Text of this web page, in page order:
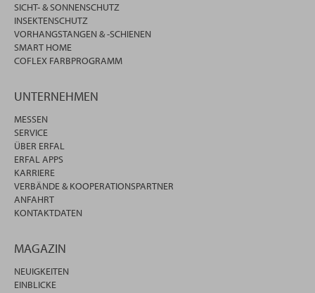
SICHT- & SONNENSCHUTZ
INSEKTENSCHUTZ
VORHANGSTANGEN & -SCHIENEN
SMART HOME
COFLEX FARBPROGRAMM
UNTERNEHMEN
MESSEN
SERVICE
ÜBER ERFAL
ERFAL APPS
KARRIERE
VERBÄNDE & KOOPERATIONSPARTNER
ANFAHRT
KONTAKTDATEN
MAGAZIN
NEUIGKEITEN
EINBLICKE